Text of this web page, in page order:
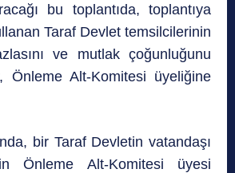
bu toplantıda, toplantıya
Taraf Devlet temsilcilerinin
ve mutlak çoğunluğunu
Önleme Alt-Komitesi üyeliğine
bir Taraf Devletin vatandaşı
Önleme Alt-Komitesi üyesi